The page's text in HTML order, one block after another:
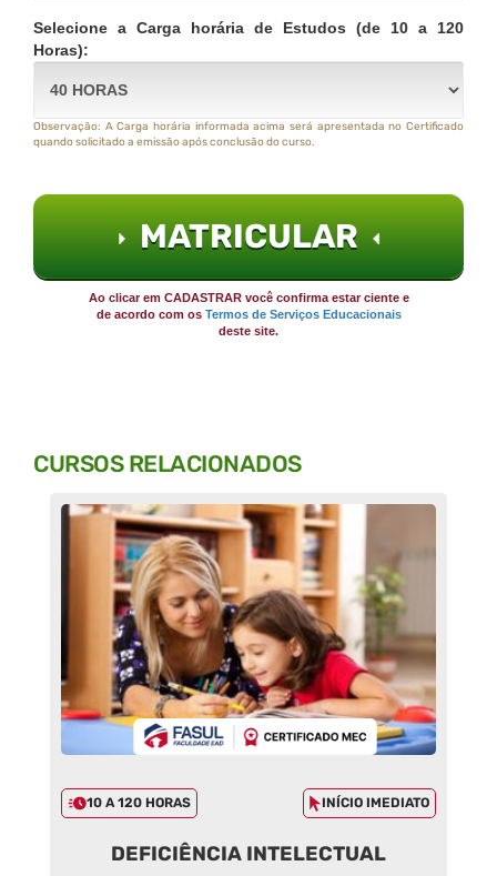
Selecione a Carga horária de Estudos (de 10 a 120
Horas):
Observação: A Carga horária informada acima será apresentada no Certificado
quando solicitado a emissão após conclusão do curso.
MATRICULAR
Ao clicar em CADASTRAR você confirma estar ciente e
de acordo com os Termos de Serviços Educacionais
deste site.
CURSOS RELACIONADOS
10 A 120 HORAS INÍCIO IMEDIATO
DEFICIÊNCIA INTELECTUAL